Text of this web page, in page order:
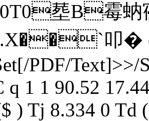
塟B霉蚋寑
叩�
PDF/Text]>>/
1 1 90.52
) Tj 8.334 0 Td